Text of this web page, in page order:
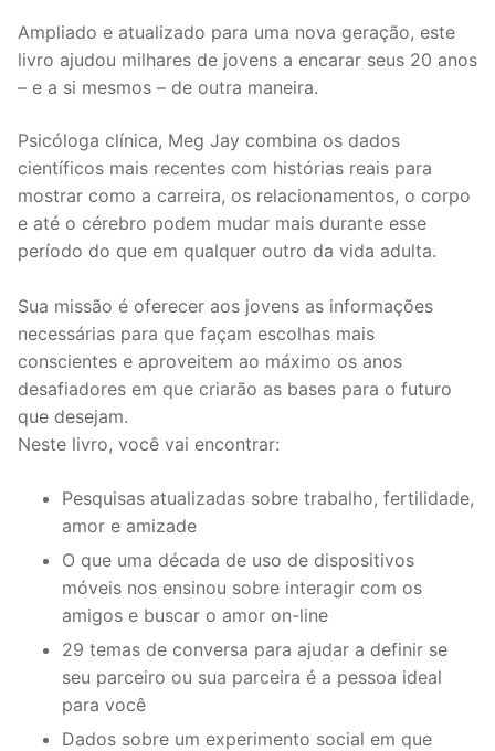
Ampliado e atualizado para uma nova geração, este
livro ajudou milhares de jovens a encarar seus 20 anos
– e a si mesmos – de outra maneira.
Psicóloga clínica, Meg Jay combina os dados
científicos mais recentes com histórias reais para
mostrar como a carreira, os relacionamentos, o corpo
e até o cérebro podem mudar mais durante esse
período do que em qualquer outro da vida adulta.
Sua missão é oferecer aos jovens as informações
necessárias para que façam escolhas mais
conscientes e aproveitem ao máximo os anos
desafiadores em que criarão as bases para o futuro
que desejam.
Neste livro, você vai encontrar:
Pesquisas atualizadas sobre trabalho, fertilidade,
amor e amizade
O que uma década de uso de dispositivos
móveis nos ensinou sobre interagir com os
amigos e buscar o amor on-line
29 temas de conversa para ajudar a definir se
seu parceiro ou sua parceira é a pessoa ideal
para você
Dados sobre um experimento social em que